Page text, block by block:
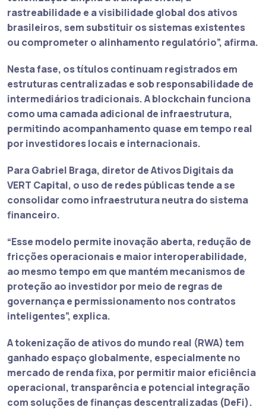
rastreabilidade e a visibilidade global dos ativos
brasileiros, sem substituir os sistemas existentes
ou comprometer o alinhamento regulatório”, afirma.
Nesta fase, os títulos continuam registrados em
estruturas centralizadas e sob responsabilidade de
intermediários tradicionais. A blockchain funciona
como uma camada adicional de infraestrutura,
permitindo acompanhamento quase em tempo real
por investidores locais e internacionais.
Para Gabriel Braga, diretor de Ativos Digitais da
VERT Capital, o uso de redes públicas tende a se
consolidar como infraestrutura neutra do sistema
financeiro.
“Esse modelo permite inovação aberta, redução de
fricções operacionais e maior interoperabilidade,
ao mesmo tempo em que mantém mecanismos de
proteção ao investidor por meio de regras de
governança e permissionamento nos contratos
inteligentes”, explica.
A tokenização de ativos do mundo real (RWA) tem
ganhado espaço globalmente, especialmente no
mercado de renda fixa, por permitir maior eficiência
operacional, transparência e potencial integração
com soluções de finanças descentralizadas (DeFi).